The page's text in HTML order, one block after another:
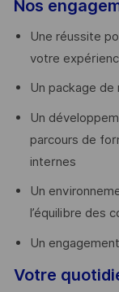
Nos
Une réussite
votre
Un package
Un
parcours de
internes
Un
l’équilibre des
Un
Votre